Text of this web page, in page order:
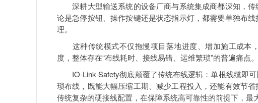
深耕大型输送系统的设备厂商与系统集成商都深知，传
论是急停按钮、操作按键还是状态指示灯，都需要单独布
理。
这种传统模式不仅拖慢项目落地进度、增加施工成本
度，整体存在“布线耗时、接线易错、运维繁琐”的普遍痛点。
IO-Link Safety彻底颠覆了传统布线逻辑：单根线缆即可
琐布线，既能大幅压缩工期、减少工程投入，还能有效节
传统复杂的硬接线配置，在保障系统高可靠性的前提下，最